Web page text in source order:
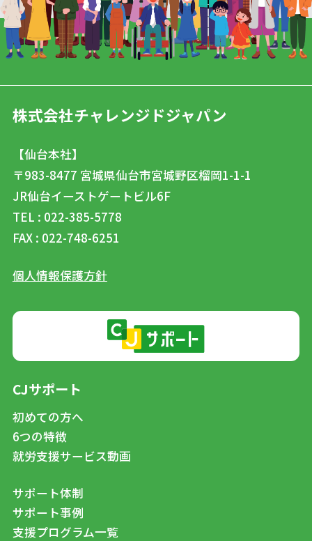
株式会社チャレンジドジャパン
【仙台本社】
〒983-8477 宮城県仙台市宮城野区榴岡1-1-1
JR仙台イーストゲートビル6F
TEL : 022-385-5778
FAX : 022-748-6251
個人情報保護方針
CJサポート
初めての方へ
6つの特徴
就労支援サービス動画
サポート体制
サポート事例
支援プログラム一覧